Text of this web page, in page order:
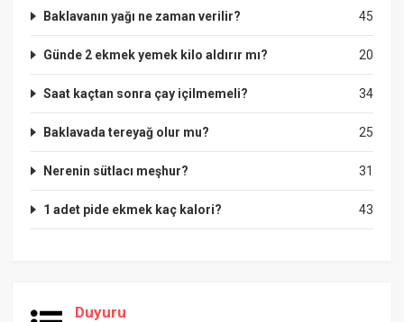
45
Baklavanın yağı ne zaman verilir?
20
Günde 2 ekmek yemek kilo aldırır mı?
34
Saat kaçtan sonra çay içilmemeli?
25
Baklavada tereyağ olur mu?
31
Nerenin sütlacı meşhur?
43
1 adet pide ekmek kaç kalori?
Duyuru